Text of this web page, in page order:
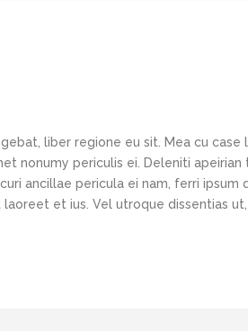
liber regione eu sit. Mea cu case
nonumy periculis ei. Deleniti apeirian
ancillae pericula ei nam, ferri ipsum
et ius. Vel utroque dissentias